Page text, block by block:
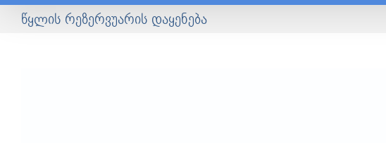
წყლის რეზერვუარის დაყენება